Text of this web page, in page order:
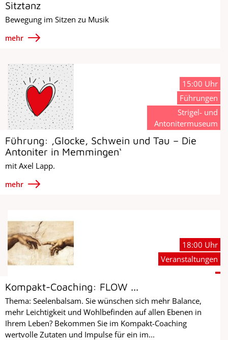
Sitztanz
Bewegung im Sitzen zu Musik
mehr
Führung: ‚Glocke, Schwein und Tau – Die
Antoniter in Memmingen‘
mit Axel Lapp.
mehr
15:00 Uhr
Führungen
Strigel- und
Antonitermuseum
Kompakt-Coaching: FLOW ...
Thema: Seelenbalsam. Sie wünschen sich mehr Balance,
mehr Leichtigkeit und Wohlbefinden auf allen Ebenen in
Ihrem Leben? Bekommen Sie im Kompakt-Coaching
wertvolle Zutaten und Impulse für ein im...
18:00 Uhr
Veranstaltungen